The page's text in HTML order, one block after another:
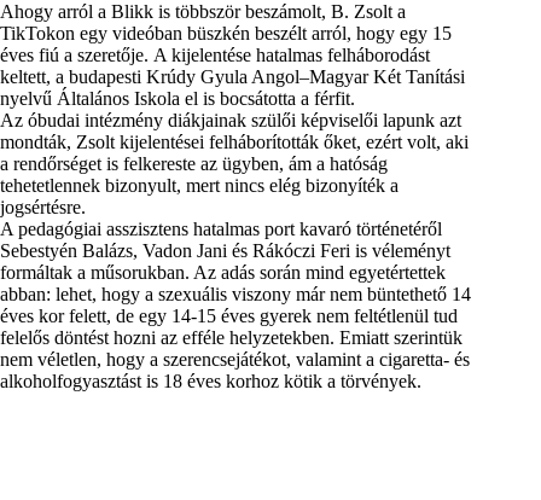
Ahogy arról a Blikk is többször beszámolt, B. Zsolt a
TikTokon egy videóban büszkén beszélt arról, hogy egy 15
éves fiú a szeretője. A kijelentése hatalmas felháborodást
keltett, a budapesti Krúdy Gyula Angol–Magyar Két Tanítási
nyelvű Általános Iskola el is bocsátotta a férfit.
Az óbudai intézmény diákjainak szülői képviselői lapunk azt
mondták, Zsolt kijelentései felháborították őket, ezért volt, aki
a rendőrséget is felkereste az ügyben, ám a hatóság
tehetetlennek bizonyult, mert nincs elég bizonyíték a
jogsértésre.
A pedagógiai asszisztens hatalmas port kavaró történetéről
Sebestyén Balázs, Vadon Jani és Rákóczi Feri is véleményt
formáltak a műsorukban. Az adás során mind egyetértettek
abban: lehet, hogy a szexuális viszony már nem büntethető 14
éves kor felett, de egy 14-15 éves gyerek nem feltétlenül tud
felelős döntést hozni az efféle helyzetekben. Emiatt szerintük
nem véletlen, hogy a szerencsejátékot, valamint a cigaretta- és
alkoholfogyasztást is 18 éves korhoz kötik a törvények.